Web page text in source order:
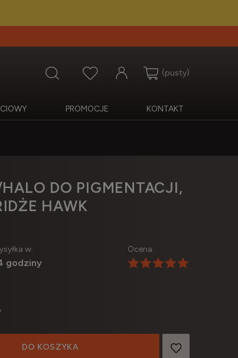
(pusty)
PROMOCJE KONTAKT
DO PIGMENTACJI,
HAWK
w:
godziny
Ocena:
DO KOSZYKA